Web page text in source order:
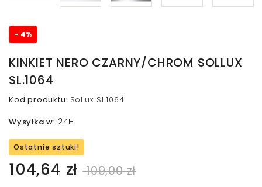
- 4%
KINKIET NERO CZARNY/CHROM SOLLUX
SL.1064
Kod produktu: Sollux SL.1064
Wysyłka w: 24H
Ostatnie sztuki!
104,64 zł 109,00 zł